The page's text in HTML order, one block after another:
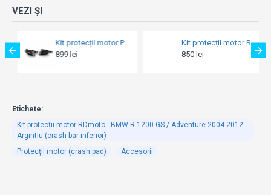
VEZI ȘI
Kit protecții motor RDmoto - Yamaha MT-09 / XSR 900 / MT-09 Tracer / GT 2014-2020 - Yellow Fluo (crash bar + crash pads)
850 lei
Kit protecții motor RDmoto - Honda XL 600V Transalp 1988-1999 (crash bar)
999 lei
Etichete:
Kit protecții motor RDmoto - BMW R 1200 GS / Adventure 2004-2012 -
Argintiu (crash bar inferior)
Protecții motor (crash pad)
Accesorii